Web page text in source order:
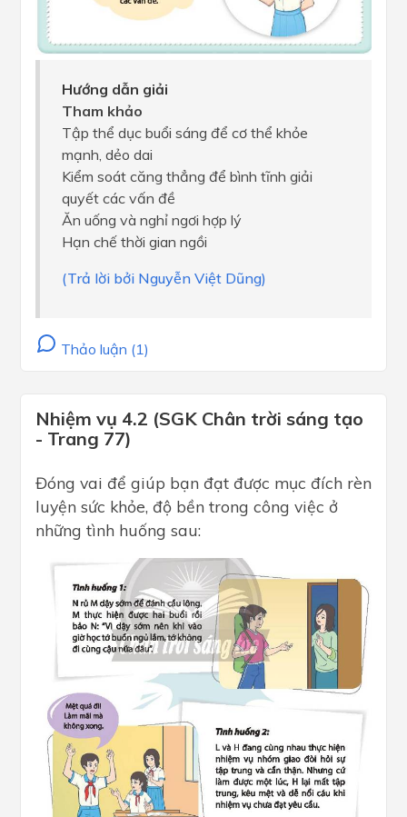
Hướng dẫn giải
Tham khảo
Tập thể dục buổi sáng để cơ thể khỏe
mạnh, dẻo dai
Kiểm soát căng thẳng để bình tĩnh giải
quyết các vấn đề
Ăn uống và nghỉ ngơi hợp lý
Hạn chế thời gian ngồi
(Trả lời bởi Nguyễn Việt Dũng)
Thảo luận (1)
Nhiệm vụ 4.2 (SGK Chân trời sáng tạo
- Trang 77)
Đóng vai để giúp bạn đạt được mục đích rèn
luyện sức khỏe, độ bền trong công việc ở
những tình huống sau: